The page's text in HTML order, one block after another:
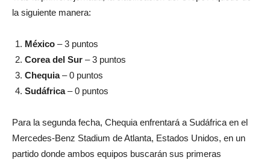
la siguiente manera:
México – 3 puntos
Corea del Sur – 3 puntos
Chequia– 0 puntos
Sudáfrica– 0 puntos
Para la segunda fecha, Chequia enfrentará a Sudáfrica en el
Mercedes-Benz Stadium de Atlanta, Estados Unidos, en un
partido donde ambos equipos buscarán sus primeras